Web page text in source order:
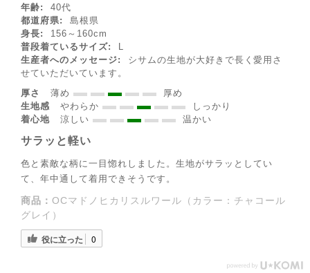
年齢:
40代
都道府県:
島根県
身長:
156～160cm
普段着ているサイズ:
L
生産者へのメッセージ:
シサムの生地が大好きで長く愛用さ
せていただいています。
厚さ
薄め
厚め
生地感
やわらか
しっかり
着心地
涼しい 温かい
サラッと軽い
色と素敵な柄に一目惚れしました。生地がサラッとしてい
て、年中通して着用できそうです。
商品： OCマドノヒカリスルワール（カラー：チャコール
グレイ）
役に立った 0